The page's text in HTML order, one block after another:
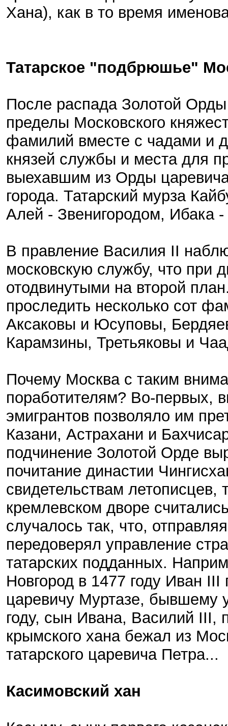
Хана), как в то время
Татарское "подбрюшье"
После распада Золотой
пределы Московского
фамилий вместе с чадами и
князей службы и места для
выехавшим из Орды
города. Татарский мурза
Алей - Звенигородом, Ибака
В правление Василия II
московскую службу, что при
отодвинутыми на второй
проследить несколько сот
Аксаковы и Юсуповы,
Карамзины, Третьяковы и
Почему Москва с таким
поработителям? Во-первых,
эмигрантов позволяло им
Казани, Астрахани и
подчинение Золотой Орде
почитание династии
свидетельствам летописцев,
кремлевском дворе
случалось так, что,
передоверял управление
татарских подданных.
Новгород в 1477 году Иван
царевичу Муртазе, бывшему
году, сын Ивана, Василий III,
крымского хана бежал из
татарского царевича Петра...
Касимовский хан